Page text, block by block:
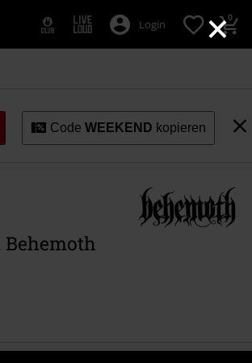
×
Login 0
CodeWEEKEND kopieren